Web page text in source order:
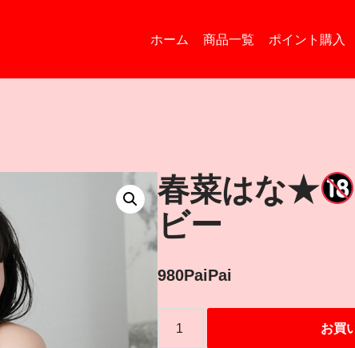
ホーム 商品一覧 ポイント購入
春菜はな★
ビー
980PaiPai
お買